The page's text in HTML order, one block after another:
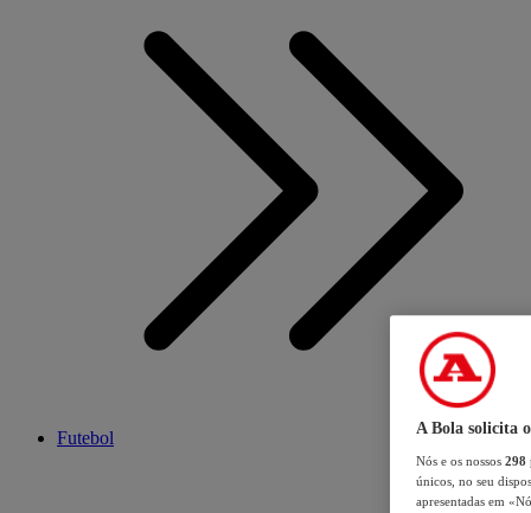
Futebol A Bola solicita
Nós e os nossos 298
únicos, no seu
apresentadas em